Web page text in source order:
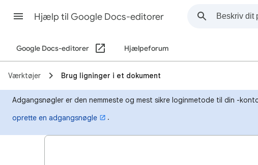
Hjælp til Google Docs-editorer
Google Docs-editorer Hjælpeforum
Værktøjer Brug ligninger i et dokument
Adgangsnøgler er den nemmeste og mest sikre loginmetode til din -
oprette en adgangsnøgle
.